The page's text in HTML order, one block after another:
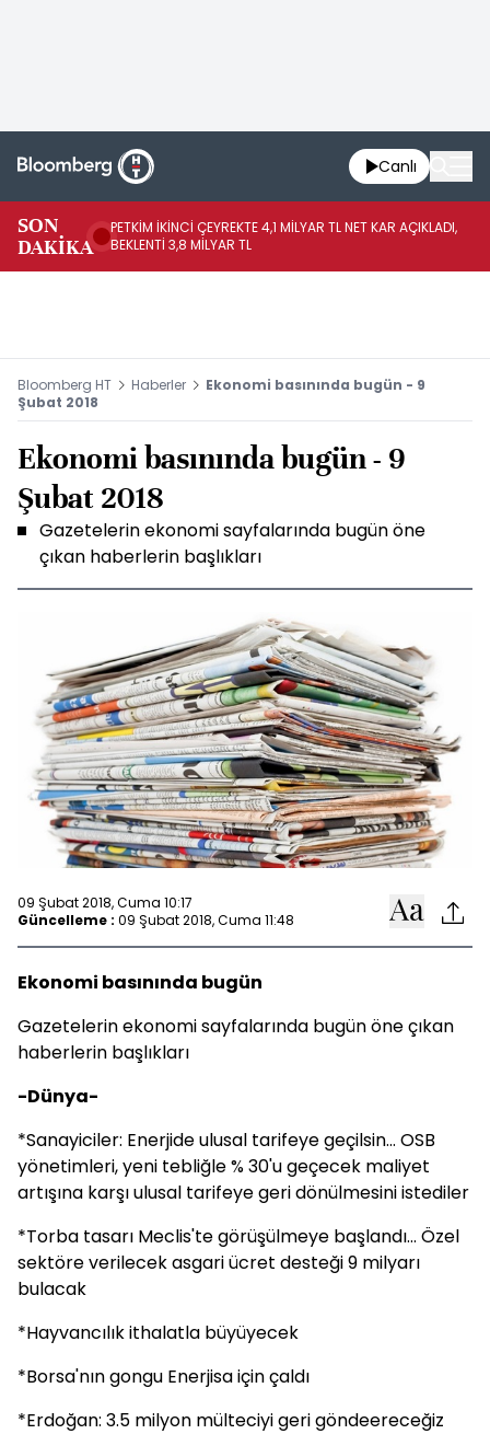
Canlı
SON
DAKİKA
PETKİM İKİNCİ ÇEYREKTE 4,1 MİLYAR TL NET KAR AÇIKLADI,
BEKLENTİ 3,8 MİLYAR TL
Bloomberg HT Haberler
Ekonomi basınında bugün - 9
Şubat 2018
Ekonomi basınında bugün - 9
Şubat 2018
Gazetelerin ekonomi sayfalarında bugün öne
çıkan haberlerin başlıkları
09 Şubat 2018, Cuma 10:17
Güncelleme : 09 Şubat 2018, Cuma 11:48
Ekonomi basınında bugün
Gazetelerin ekonomi sayfalarında bugün öne çıkan
haberlerin başlıkları
-Dünya-
*Sanayiciler: Enerjide ulusal tarifeye geçilsin... OSB
yönetimleri, yeni tebliğle % 30'u geçecek maliyet
artışına karşı ulusal tarifeye geri dönülmesini istediler
*Torba tasarı Meclis'te görüşülmeye başlandı... Özel
sektöre verilecek asgari ücret desteği 9 milyarı
bulacak
*Hayvancılık ithalatla büyüyecek
*Borsa'nın gongu Enerjisa için çaldı
*Erdoğan: 3.5 milyon mülteciyi geri göndeereceğiz